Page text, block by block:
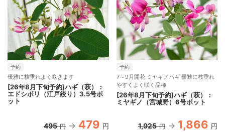
予約
優雅に枝垂れよく咲きます
[26年8月下旬予約]ハギ（萩）：
エドシボリ（江戸絞り）3.5号ポ
ット
495 円 479 円
予約
7～9月開花 ミヤギノハギ 優雅に枝垂れ
やすくよく咲く品種
[26年8月下旬予約]ハギ（萩）：
ミヤギノ（宮城野）6号ポット
1,925 円 1,866 円